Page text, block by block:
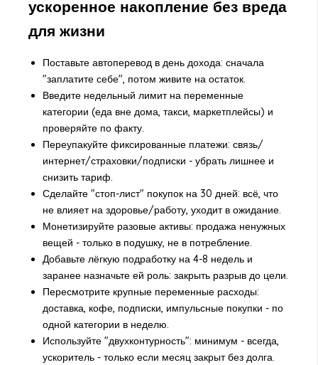
ускоренное накопление без вреда
для жизни
Поставьте автоперевод в день дохода: сначала
"заплатите себе", потом живите на остаток.
Введите недельный лимит на переменные
категории (еда вне дома, такси, маркетплейсы) и
проверяйте по факту.
Переупакуйте фиксированные платежи: связь/
интернет/страховки/подписки - убрать лишнее и
снизить тариф.
Сделайте "стоп-лист" покупок на 30 дней: всё, что
не влияет на здоровье/работу, уходит в ожидание.
Монетизируйте разовые активы: продажа ненужных
вещей - только в подушку, не в потребление.
Добавьте лёгкую подработку на 4-8 недель и
заранее назначьте ей роль: закрыть разрыв до цели.
Пересмотрите крупные переменные расходы:
доставка, кофе, подписки, импульсные покупки - по
одной категории в неделю.
Используйте "двухконтурность": минимум - всегда,
ускоритель - только если месяц закрыт без долга.